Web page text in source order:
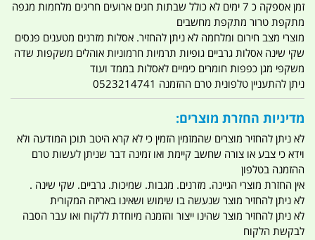
זמן אספקה כ 7 ימים לא כולל שבתות חגים ארועים חריגים מלחמות מגפה
מתקפת טרור מתקפת מחשבים
מוצרי מצב חירום ומלחמה לא ניתן להחזיר. אסלות מזרנים מטענים פנסים
שקי שינה אסלות גרביים גופיות תרמיות חרמוניות אוהלים משקפות שדה
משקפי מגן כפפות חומרים כימיים לאסלות בממד ועוד
ניתן להתעניין טלפונית טרם ההזמנה 0523214741
מדיניות החזרת מוצרים:
לא ניתן להחזיר מוצרים שהמזמין הזמין כי לא קרא היטב תוכן המודעה ולא
וידא כי צבע או צורה שחשב קיימת ואו זמינה דבר שניתן לעשות טרם
ההזמנה בטלפון
אין החזרת מוצרי הגיינה. מזרנים. מגבות. שמיכות. גרביים. שקי שינה .
לא ניתן להחזיר מוצר שנעשה בו שימוש ושאינו באריזה המקורית
לא ניתן להחזיר מוצר שהינו ייצור והזמנה מיוחדת ללקוח ואו עבר הסבה
לבקשת הלקוח